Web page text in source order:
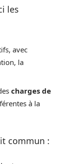
les
avec
la
charges de
à la
commun :